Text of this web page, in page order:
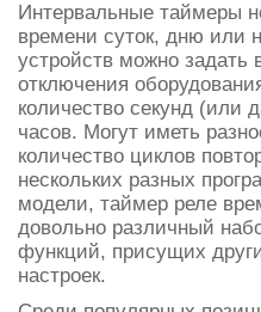
Интервальные таймеры
времени суток, дню или
устройств можно задать
отключения
количество секунд (или
часов. Могут иметь
количество циклов
нескольких разных
модели, таймер реле
довольно различный
функций, присущих
настроек.